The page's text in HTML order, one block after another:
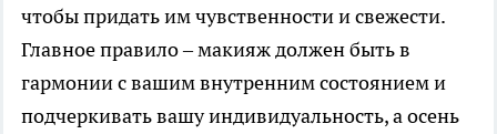
чтобы придать им чувственности и свежести.
Главное правило – макияж должен быть в
гармонии с вашим внутренним состоянием и
подчеркивать вашу индивидуальность, а осень